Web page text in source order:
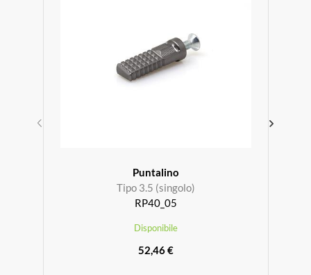
Puntalino
Tipo 3.5 (singolo)
RP40_05
Disponibile
52,46 €